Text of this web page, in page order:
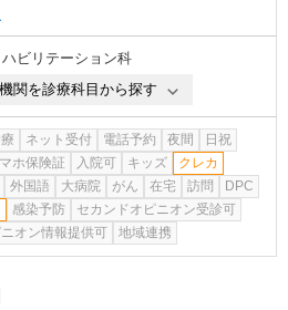
ハビリテーション科
関を診療科目から探す
ネット受付 電話予約 夜間
日祝
ホ保険証 入院可 キッズ
クレカ
外国語 大病院 がん 在宅 訪問
DPC
感染予防
セカンドオピニオン受診可
オン情報提供可
地域連携